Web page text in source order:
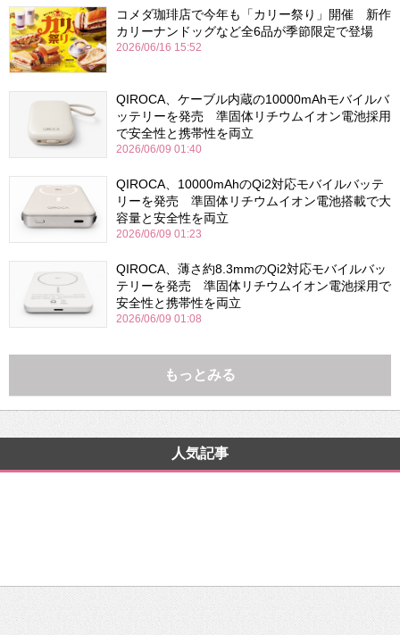
コメダ珈琲店で今年も「カリー祭り」開催 新作
カリーナンドッグなど全6品が季節限定で登場
2026/06/16 15:52
QIROCA、ケーブル内蔵の10000mAhモバイルバ
ッテリーを発売 準固体リチウムイオン電池採用
で安全性と携帯性を両立
2026/06/09 01:40
QIROCA、10000mAhのQi2対応モバイルバッテ
リーを発売 準固体リチウムイオン電池搭載で大
容量と安全性を両立
2026/06/09 01:23
QIROCA、薄さ約8.3mmのQi2対応モバイルバッ
テリーを発売 準固体リチウムイオン電池採用で
安全性と携帯性を両立
2026/06/09 01:08
もっとみる
人気記事